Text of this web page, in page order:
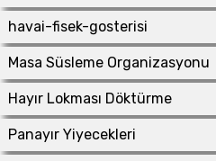
havai-fisek-gosterisi
Masa Süsleme Organizasyonu
Hayır Lokması Döktürme
Panayır Yiyecekleri